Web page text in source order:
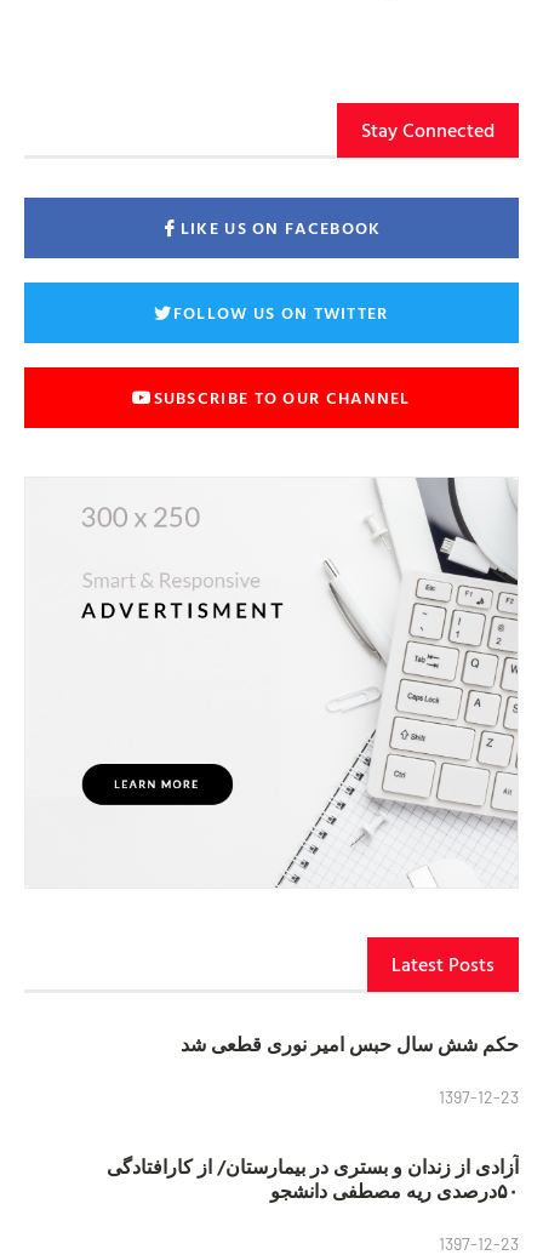
Stay Connected
LIKE US ON FACEBOOK
FOLLOW US ON TWITTER
SUBSCRIBE TO OUR CHANNEL
Latest Posts
حکم شش سال حبس امیر نوری قطعی شد
1397-12-23
آزادی از زندان و بستری در بیمارستان/ از کارافتادگی
۵۰درصدی ریه مصطفی دانشجو
1397-12-23